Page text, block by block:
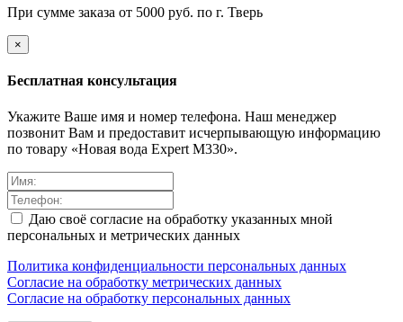
При сумме заказа от 5000 руб. по г. Тверь
×
Бесплатная консультация
Укажите Ваше имя и номер телефона. Наш менеджер
позвонит Вам и предоставит исчерпывающую информацию
по товару «Новая вода Expert M330».
Даю своё согласие на обработку указанных мной
персональных и метрических данных
Политика конфиденциальности персональных данных
Согласие на обработку метрических данных
Согласие на обработку персональных данных